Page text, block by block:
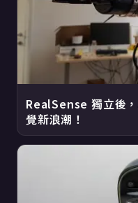
RealSense 獨立後
覺新浪潮！